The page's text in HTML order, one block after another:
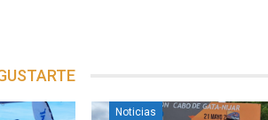
Noticias